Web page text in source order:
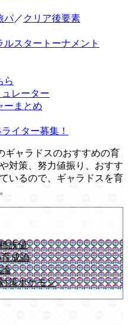
パ／ クリア後要素
ルスタートーナメント
ら
レーター
ーまとめ
イター募集！
ギャラドスのおすすめの育
対策、努力値振り、おすす
いるので、ギャラドスを育
族値
成論
策ポケモン